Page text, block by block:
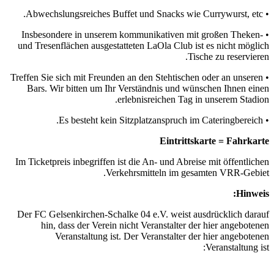
• Abwechslungsreiches Buffet und Snacks wie Currywurst, etc.
• Insbesondere in unserem kommunikativen mit großen Theken-
und Tresenflächen ausgestatteten LaOla Club ist es nicht möglich
Tische zu reservieren.
• Treffen Sie sich mit Freunden an den Stehtischen oder an unseren
Bars. Wir bitten um Ihr Verständnis und wünschen Ihnen einen
erlebnisreichen Tag in unserem Stadion.
• Es besteht kein Sitzplatzanspruch im Cateringbereich.
Eintrittskarte = Fahrkarte
Im Ticketpreis inbegriffen ist die An- und Abreise mit öffentlichen
Verkehrsmitteln im gesamten VRR-Gebiet.
Hinweis:
Der FC Gelsenkirchen-Schalke 04 e.V. weist ausdrücklich darauf
hin, dass der Verein nicht Veranstalter der hier angebotenen
Veranstaltung ist. Der Veranstalter der hier angebotenen
Veranstaltung ist: